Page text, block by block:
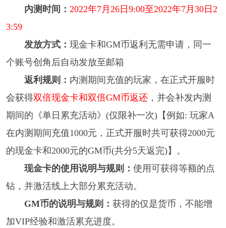
内测时间： 2022年7月26日9:00至2022年7月30日2
3:59
发放方式： 现金卡和GM币返利无需申请，同一
个账号创角后自动发放至邮箱
返利规则： 内测期间充值的玩家，在正式开服时
会获得双倍现金卡和双倍GM币返还，并会补发内测
期间的《单日累充活动》(仅限补一次)【例如: 玩家A
在内测期间充值1000元，正式开服时共可获得2000元
的现金卡和2000元的GM币(共分5天返完)】。
现金卡的使用说明与规则： 使用可获得等额的点
钻，并激活线上大部分累充活动。
GM币的说明与规则： 获得的仅是货币，不能增
加VIP经验和激活累充进度。